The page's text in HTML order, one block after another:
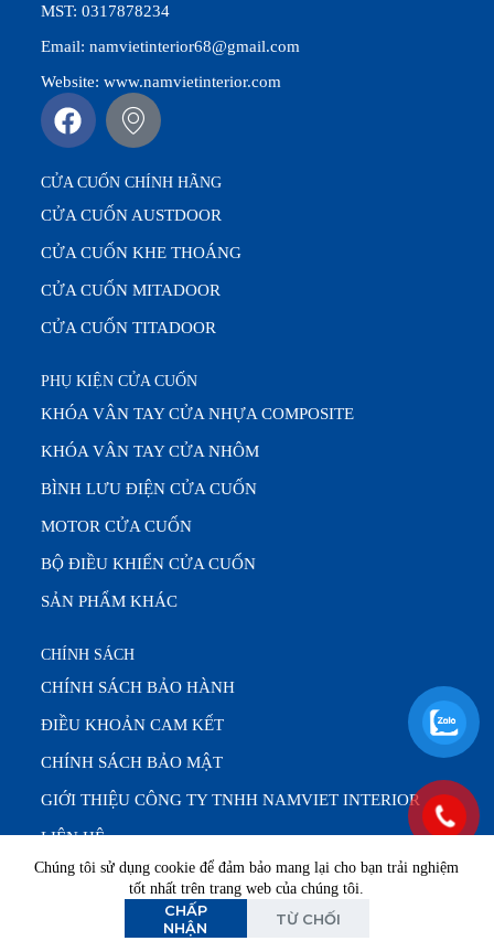
Chúng tôi sử dụng cookie để đảm bảo mang lại cho bạn trải nghiệm
tốt nhất trên trang web của chúng tôi.
CHẤP
NHẬN
TỪ CHỐI
MST: 0317878234
Email: namvietinterior68@gmail.com
Website: www.namvietinterior.com
CỬA CUỐN CHÍNH HÃNG
CỬA CUỐN AUSTDOOR
CỬA CUỐN KHE THOÁNG
CỬA CUỐN MITADOOR
CỬA CUỐN TITADOOR
PHỤ KIỆN CỬA CUỐN
KHÓA VÂN TAY CỬA NHỰA COMPOSITE
KHÓA VÂN TAY CỬA NHÔM
BÌNH LƯU ĐIỆN CỬA CUỐN
MOTOR CỬA CUỐN
BỘ ĐIỀU KHIỂN CỬA CUỐN
SẢN PHẨM KHÁC
CHÍNH SÁCH
CHÍNH SÁCH BẢO HÀNH
ĐIỀU KHOẢN CAM KẾT
CHÍNH SÁCH BẢO MẬT
GIỚI THIỆU CÔNG TY TNHH NAMVIET INTERIOR
LIÊN HỆ
Văn phòng: T2 – T7 (8:00 – 17:00) | Bảo trì & sửa chữa: